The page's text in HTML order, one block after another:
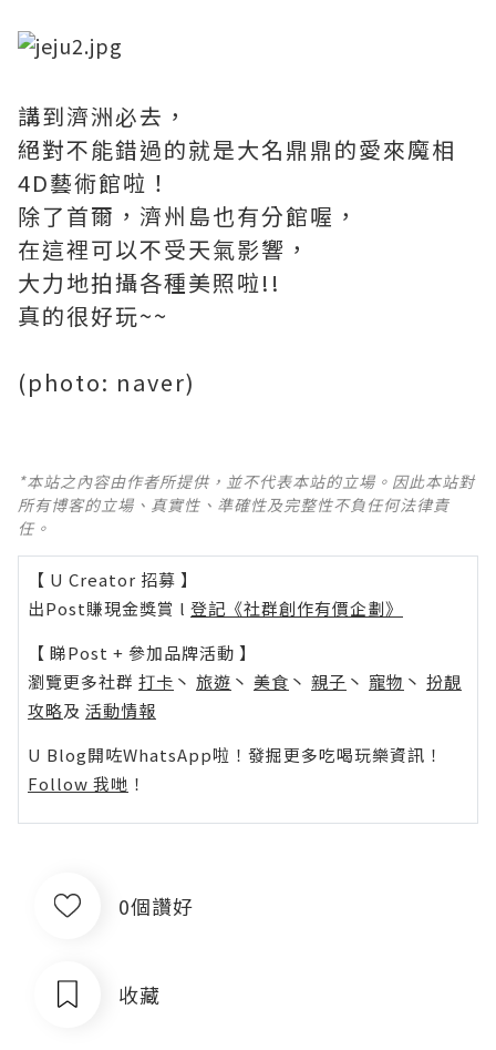
講到濟洲必去，
絕對不能錯過的就是大名鼎鼎的愛來魔相
4D藝術館啦！
除了首爾，濟州島也有分館喔，
在這裡可以不受天氣影響，
大力地拍攝各種美照啦!!
真的很好玩~~
(photo: naver)
*本站之內容由作者所提供，並不代表本站的立場。因此本站對
所有博客的立場、真實性、準確性及完整性不負任何法律責
任。
【 U Creator 招募 】
出Post賺現金獎賞 l 登記《社群創作有價企劃》
【 睇Post + 參加品牌活動 】
瀏覽更多社群 打卡 丶 旅遊 丶 美食 丶 親子 丶 寵物 丶 扮靚
攻略及 活動情報
U Blog開咗WhatsApp啦！發掘更多吃喝玩樂資訊！
Follow 我哋 ！
0個讚好
收藏